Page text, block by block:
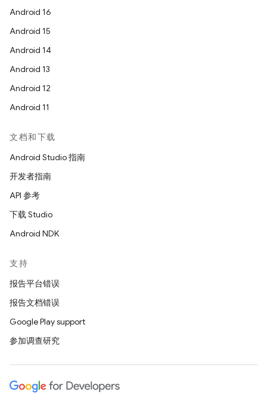
Android 16
Android 15
Android 14
Android 13
Android 12
Android 11
文档和下载
Android Studio 指南
开发者指南
API 参考
下载 Studio
Android NDK
支持
报告平台错误
报告文档错误
Google Play support
参加调查研究